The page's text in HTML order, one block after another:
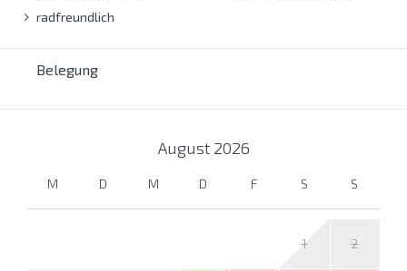
radfreundlich
Belegung
August 2026
M D M D F S S
1 2